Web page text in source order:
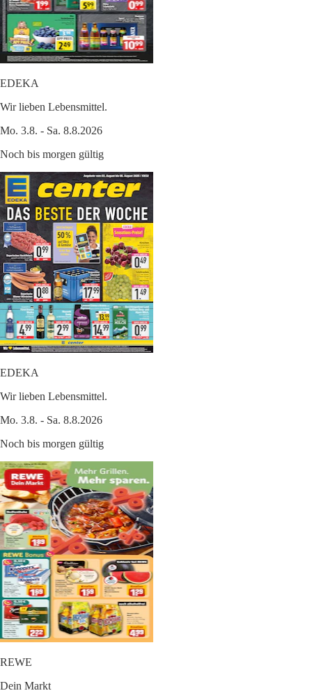
EDEKA
Wir lieben Lebensmittel.
Mo. 3.8. - Sa. 8.8.2026
Noch bis morgen gültig
EDEKA
Wir lieben Lebensmittel.
Mo. 3.8. - Sa. 8.8.2026
Noch bis morgen gültig
REWE
Dein Markt